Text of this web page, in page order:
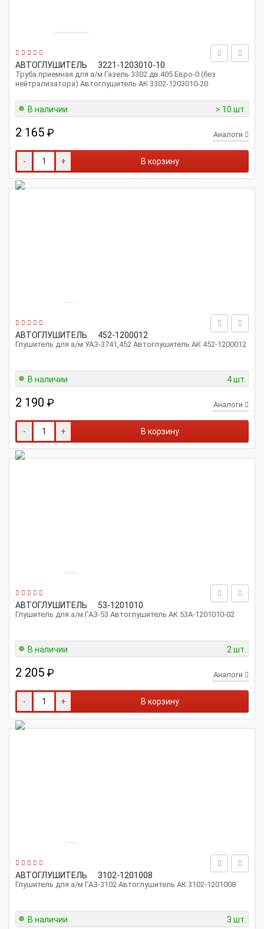
АВТОГЛУШИТЕЛЬ 3221-1203010-10
Труба приемная для а/м Газель 3302 дв.405 Евро-0 (без
нейтрализатора) Автоглушитель АК 3302-1203010-20
В наличии > 10 шт.
2 165 ₽ Аналоги
- + В корзину
АВТОГЛУШИТЕЛЬ 452-1200012
Глушитель для а/м УАЗ-3741,452 Автоглушитель АК 452-1200012
В наличии 4 шт.
2 190 ₽ Аналоги
- + В корзину
АВТОГЛУШИТЕЛЬ 53-1201010
Глушитель для а/м ГАЗ-53 Автоглушитель АК 53А-1201010-02
В наличии 2 шт.
2 205 ₽ Аналоги
- + В корзину
АВТОГЛУШИТЕЛЬ 3102-1201008
Глушитель для а/м ГАЗ-3102 Автоглушитель АК 3102-1201008
В наличии 3 шт.